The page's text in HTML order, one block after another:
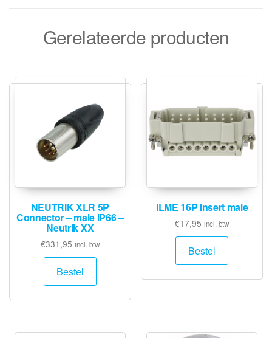
Gerelateerde producten
NEUTRIK XLR 5P
Connector – male IP66 –
Neutrik XX
€331,95 incl. btw
Bestel
ILME 16P Insert male
€17,95 incl. btw
Bestel